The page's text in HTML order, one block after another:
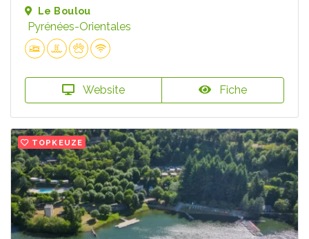
Le Boulou
Pyrénées-Orientales
Website Fiche
TOPKEUZE